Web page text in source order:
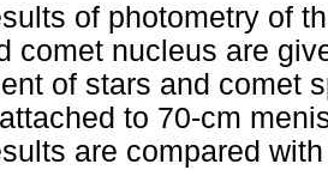
of photometry of
comet nucleus are
of stars and comet
to 70-cm
are compared